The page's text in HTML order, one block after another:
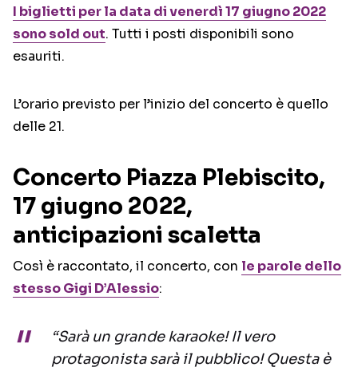
I biglietti per la data di venerdì 17 giugno 2022
sono sold out. Tutti i posti disponibili sono
esauriti.
L’orario previsto per l’inizio del concerto è quello
delle 21.
Concerto Piazza Plebiscito,
17 giugno 2022,
anticipazioni scaletta
Così è raccontato, il concerto, con le parole dello
stesso Gigi D’Alessio:
“Sarà un grande karaoke! Il vero
protagonista sarà il pubblico! Questa è